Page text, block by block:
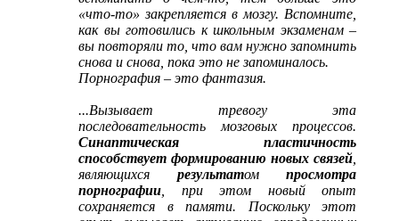
«что-то» закрепляется в мозгу. Вспомните,
как вы готовились к школьным экзаменам –
вы повторяли то, что вам нужно запомнить
снова и снова, пока это не запоминалось.
Порнография – это фантазия.
...Вызывает тревогу эта
последовательность мозговых процессов.
Синаптическая пластичность
способствует формированию новых связей
являющихся результатом просмотра
порнографии , при этом новый опыт
сохраняется в памяти. Поскольку этот